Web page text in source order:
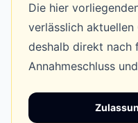
Die hier
verlässlich aktuellen
deshalb direkt nach
Annahmeschluss